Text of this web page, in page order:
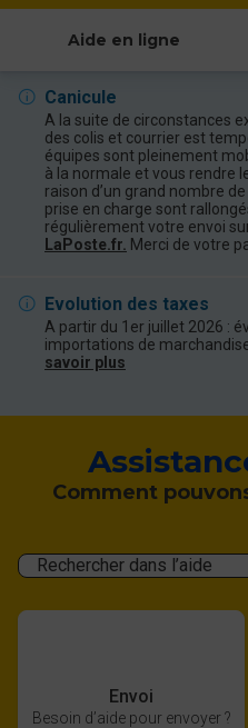
Aide en ligne
Canicule
A la suite de circonstances
des colis et courrier est
équipes sont pleinement
à la normale et vous rendre
raison d’un grand nombre
prise en charge sont
régulièrement votre envoi
LaPoste.fr. Merci de votre
Evolution des taxes
A partir du 1er juillet 2026 :
importations de
savoir plus
Comment
Rechercher dans l’aide
Envoi
Besoin d’aide pour envoyer ?